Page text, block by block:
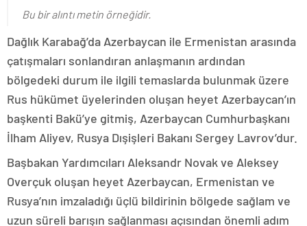
Bu bir alıntı metin örneğidir.
Dağlık Karabağ’da Azerbaycan ile Ermenistan arasında
çatışmaları sonlandıran anlaşmanın ardından
bölgedeki durum ile ilgili temaslarda bulunmak üzere
Rus hükümet üyelerinden oluşan heyet Azerbaycan’ın
başkenti Bakü’ye gitmiş, Azerbaycan Cumhurbaşkanı
İlham Aliyev, Rusya Dışişleri Bakanı Sergey Lavrov’dur.
Başbakan Yardımcıları Aleksandr Novak ve Aleksey
Overçuk oluşan heyet Azerbaycan, Ermenistan ve
Rusya’nın imzaladığı üçlü bildirinin bölgede sağlam ve
uzun süreli barışın sağlanması açısından önemli adım